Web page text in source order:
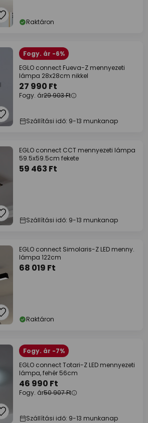
Raktáron
Fogy. ár -6%
EGLO connect Fueva-Z mennyezeti
lámpa 28x28cm nikkel
27 990 Ft
Fogy. ár29 903 Ft
Szállítási idő: 9-13 munkanap
EGLO connect CCT mennyezeti lámpa
59.5x59.5cm fekete
59 463 Ft
Szállítási idő: 9-13 munkanap
EGLO connect Simolaris-Z LED menny.
lámpa 122cm
68 019 Ft
Raktáron
Fogy. ár -7%
EGLO connect Totari-Z LED mennyezeti
lámpa, fehér 56cm
46 990 Ft
Fogy. ár50 907 Ft
Szállítási idő: 9-13 munkanap